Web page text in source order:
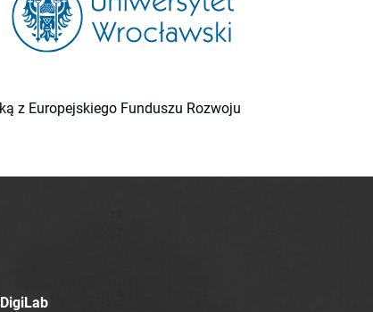
z Europejskiego Funduszu Rozwoju